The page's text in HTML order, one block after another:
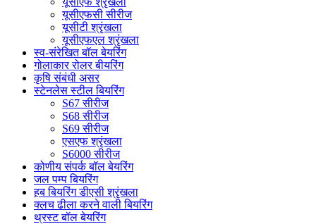
यूसीएफसी सीरीज
यूसीटी श्रृंखला
यूसीएफएल श्रृंखला
स्व-संरेखित बॉल बेयरिंग
गोलाकार रोलर बीयरिंग
कृषि संबंधी असर
स्टेनलेस स्टील बियरिंग
S67 सीरीज
S68 सीरीज
S69 सीरीज
एसएफ श्रृंखला
S6000 सीरीज
कोणीय संपर्क बॉल बेयरिंग
जल पम्प बियरिंग
हब बियरिंग डीएसी श्रृंखला
क्लच ढीला करने वाली बियरिंग
थ्रस्ट बॉल बेयरिंग